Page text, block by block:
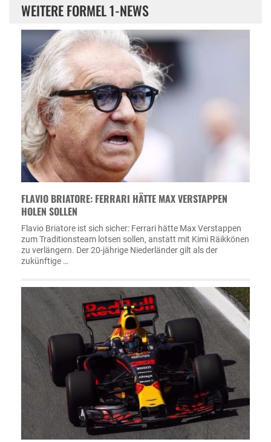
WEITERE FORMEL 1-NEWS
FLAVIO BRIATORE: FERRARI HÄTTE MAX VERSTAPPEN
HOLEN SOLLEN
Flavio Briatore ist sich sicher: Ferrari hätte Max Verstappen
zum Traditionsteam lotsen sollen, anstatt mit Kimi Räikkönen
zu verlängern. Der 20-jährige Niederländer gilt als der
zukünftige …